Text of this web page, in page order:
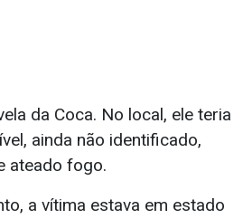
da Coca. No local, ele teria
ainda não identificado,
ateado fogo.
a vítima estava em estado